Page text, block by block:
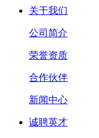
关于我们
公司简介
荣誉资质
合作伙伴
新闻中心
诚聘英才